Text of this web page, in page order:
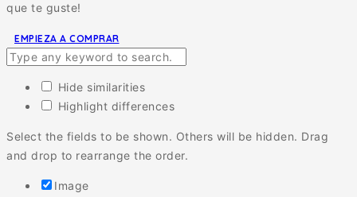
que te guste!
EMPIEZA A COMPRAR
Hide similarities
Highlight differences
Select the fields to be shown. Others will be hidden. Drag
and drop to rearrange the order.
Image